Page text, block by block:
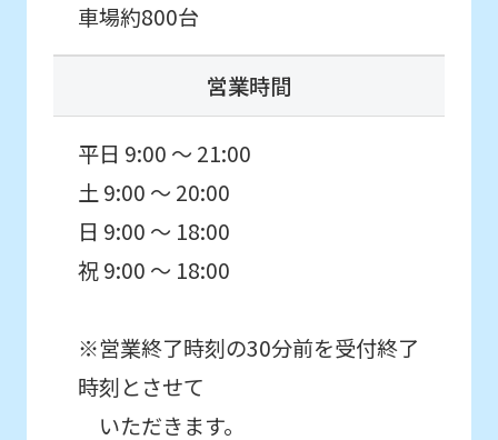
車場約800台
営業時間
平日 9:00 ～ 21:00
土 9:00 ～ 20:00
日 9:00 ～ 18:00
祝 9:00 ～ 18:00
※営業終了時刻の30分前を受付終了
時刻とさせて
いただきます。
translation.
The
translation
content.